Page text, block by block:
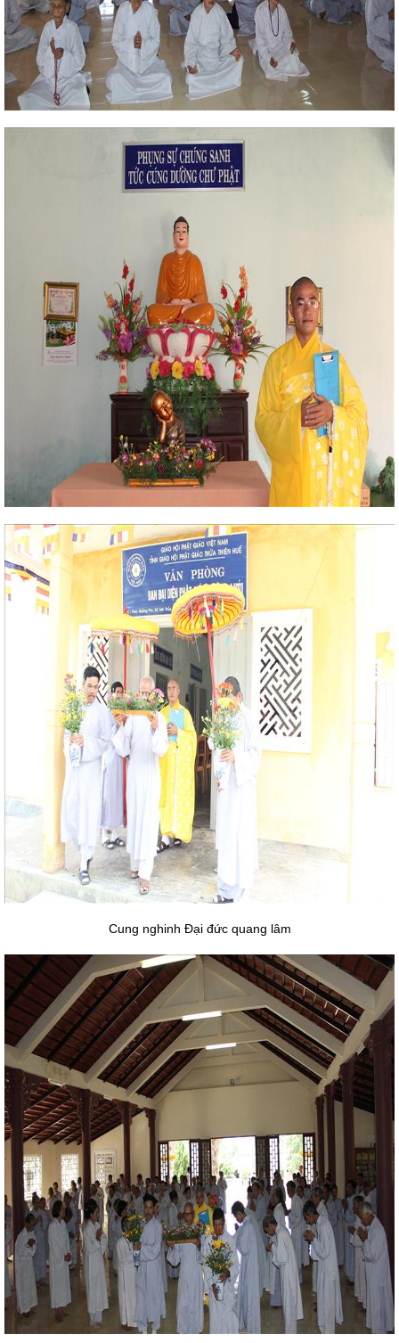
Cung nghinh Đại đức quang lâm